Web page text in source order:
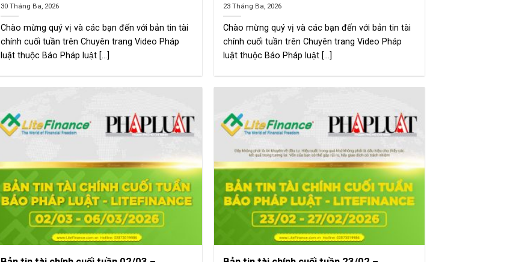
30 Tháng Ba, 2026
Chào mừng quý vị và các bạn đến với bản tin tài
chính cuối tuần trên Chuyên trang Video Pháp
luật thuộc Báo Pháp luật [...]
23 Tháng Ba, 2026
Chào mừng quý vị và các bạn đến với bản tin tài
chính cuối tuần trên Chuyên trang Video Pháp
luật thuộc Báo Pháp luật [...]